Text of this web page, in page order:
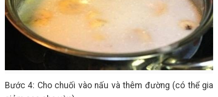
Bước 4: Cho chuối vào nấu và thêm đường (có thể gia